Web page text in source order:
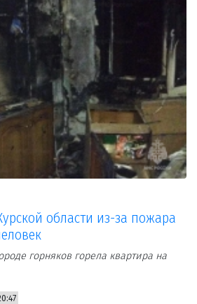
области из-за пожара
горняков горела квартира на